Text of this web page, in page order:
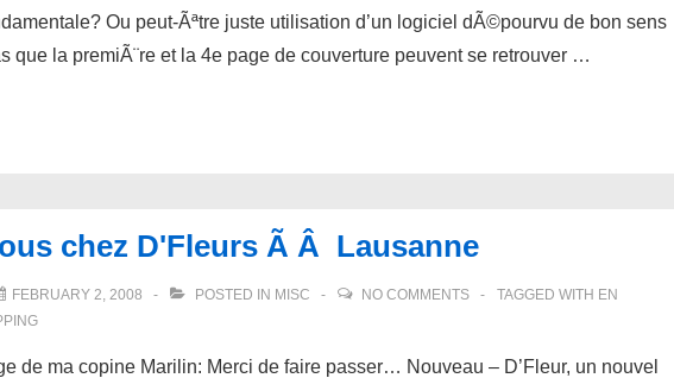
Ou peut-Ãªtre juste utilisation d’un logiciel dÃ©pourvu de bon sens
que la premiÃ¨re et la 4e page de couverture peuvent se retrouver …
chez D'Fleurs Ã Â Lausanne
FEBRUARY 2, 2008 POSTED IN MISC NO COMMENTS TAGGED WITH EN
de ma copine Marilin: Merci de faire passer… Nouveau – D’Fleur, un nouvel